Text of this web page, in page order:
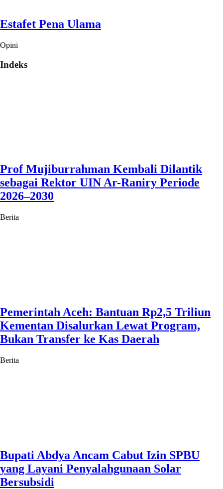
Estafet Pena Ulama
Opini
Indeks
Prof Mujiburrahman Kembali Dilantik
sebagai Rektor UIN Ar-Raniry Periode
2026–2030
Berita
Pemerintah Aceh: Bantuan Rp2,5 Triliun
Kementan Disalurkan Lewat Program,
Bukan Transfer ke Kas Daerah
Berita
Bupati Abdya Ancam Cabut Izin SPBU
yang Layani Penyalahgunaan Solar
Bersubsidi